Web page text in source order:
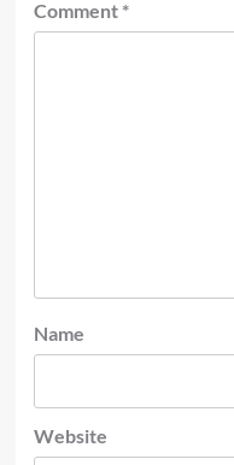
Comment *
Name
Website